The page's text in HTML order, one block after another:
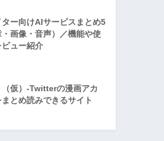
ター向けAIサービスまとめ5
画像・音声）／機能や使
ビュー紹介
（仮）-Twitterの漫画アカ
とめ読みできるサイト